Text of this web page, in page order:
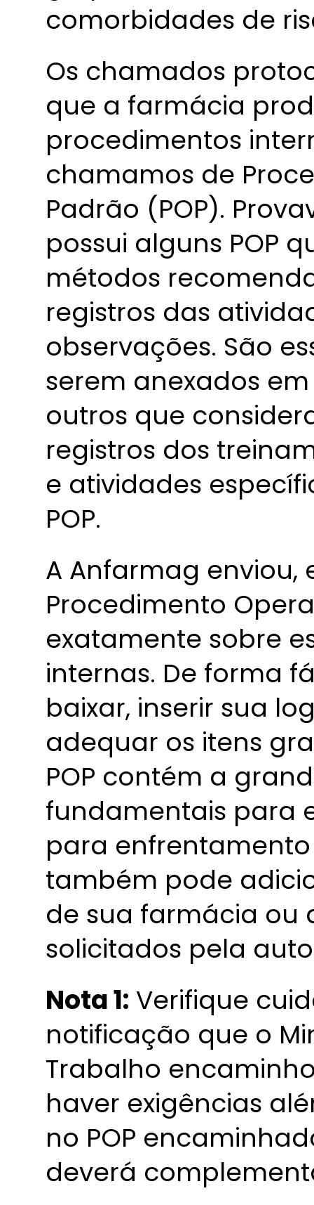
comorbidades de
Os chamados
que a farmácia
procedimentos
chamamos de
Padrão (POP).
possui alguns POP
métodos
registros das
observações. São
serem anexados
outros que
registros dos
e atividades
POP.
A Anfarmag enviou,
Procedimento
exatamente sobre
internas. De forma
baixar, inserir sua
adequar os itens
POP contém a
fundamentais para
para
também pode
de sua farmácia ou
solicitados pela
Nota 1: Verifique
notificação que o
Trabalho
haver exigências
no POP
deverá